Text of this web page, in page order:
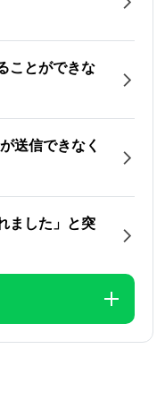
ことができな
送信できなく
ました」と突